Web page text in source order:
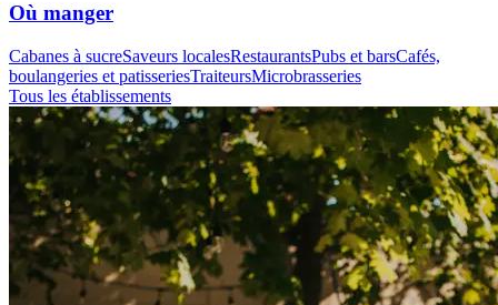
Où manger
Cabanes à sucreSaveurs localesRestaurantsPubs et barsCafés,
boulangeries et patisseriesTraiteursMicrobrasseries
Tous les établissements